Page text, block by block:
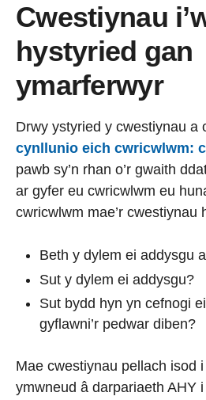
Cwestiynau
hystyried gan
ymarferwyr
Drwy ystyried y cwestiynau a
cynllunio eich cwricwlwm:
pawb sy’n rhan o’r gwaith
ar gyfer eu cwricwlwm eu
cwricwlwm mae’r cwestiynau
Beth y dylem ei addysgu
Sut y dylem ei addysgu?
Sut bydd hyn yn cefnogi
gyflawni’r pedwar diben?
Mae cwestiynau pellach isod i
ymwneud â darpariaeth AHY